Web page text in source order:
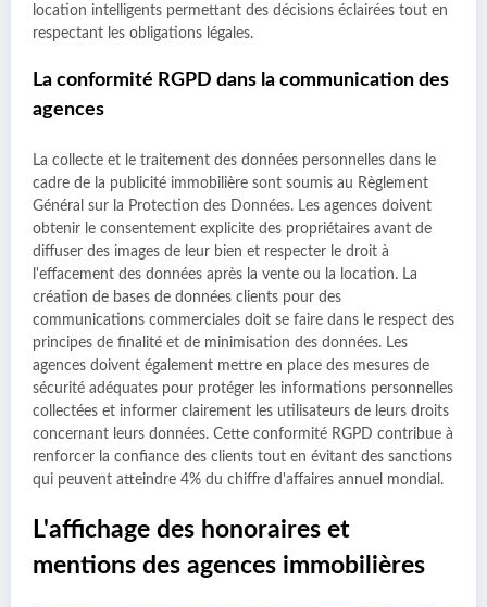
location intelligents permettant des décisions éclairées tout en
respectant les obligations légales.
La conformité RGPD dans la communication des
agences
La collecte et le traitement des données personnelles dans le
cadre de la publicité immobilière sont soumis au Règlement
Général sur la Protection des Données. Les agences doivent
obtenir le consentement explicite des propriétaires avant de
diffuser des images de leur bien et respecter le droit à
l'effacement des données après la vente ou la location. La
création de bases de données clients pour des
communications commerciales doit se faire dans le respect des
principes de finalité et de minimisation des données. Les
agences doivent également mettre en place des mesures de
sécurité adéquates pour protéger les informations personnelles
collectées et informer clairement les utilisateurs de leurs droits
concernant leurs données. Cette conformité RGPD contribue à
renforcer la confiance des clients tout en évitant des sanctions
qui peuvent atteindre 4% du chiffre d'affaires annuel mondial.
L'affichage des honoraires et
mentions des agences immobilières